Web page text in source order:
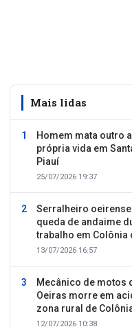
Mais lidas
Homem mata outro
própria vida em
Piauí
25/07/2026 19:37
Serralheiro
queda de andaime
trabalho em Colônia
13/07/2026 16:57
Mecânico de motos
Oeiras morre em
zona rural de
12/07/2026 10:38